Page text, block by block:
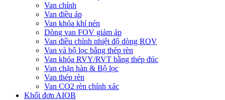
Van chính
Van điều áp
Van khóa khí nén
Dòng van FOV giảm áp
Van điều chỉnh nhiệt độ dòng ROV
Van và bộ lọc bằng thép rèn
Van khóa RVY/RVT bằng thép đúc
Van chặn hàn & Bộ lọc
Van thép rèn
Van CO2 rèn chính xác
Khối đơn AIOB